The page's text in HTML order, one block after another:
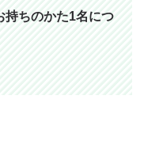
持ちのかた1名につ